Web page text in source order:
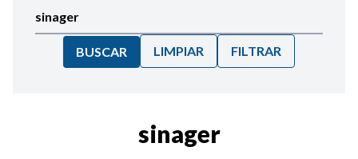
BUSCAR LIMPIAR FILTRAR
sinager